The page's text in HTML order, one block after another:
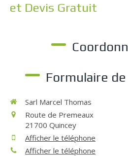
et Devis Gratuit
Formulaire
Sarl Marcel Thomas
Route de Premeaux
21700 Quincey
Afficher le téléphone
Afficher le téléphone